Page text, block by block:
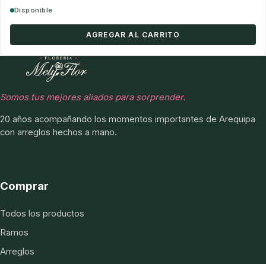
Disponible
AGREGAR AL CARRITO
Somos tus mejores aliados para sorprender.
20 años acompañando los momentos importantes de Arequipa
con arreglos hechos a mano.
Comprar
Todos los productos
Ramos
Arreglos